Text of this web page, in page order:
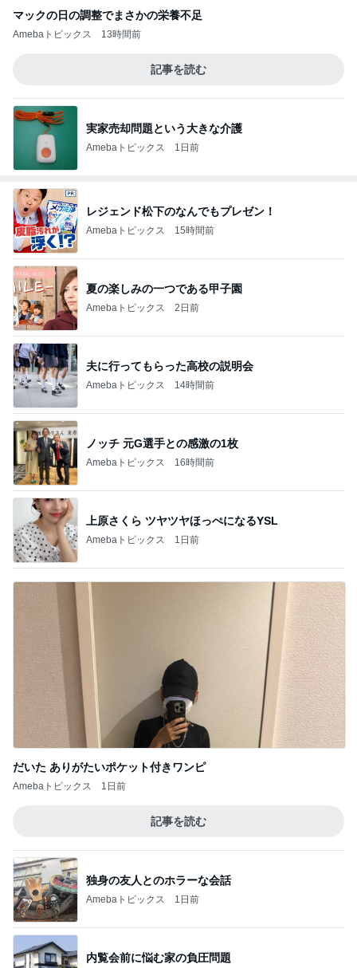
マックの日の調整でまさかの栄養不足
Amebaトピックス 13時間前
記事を読む
実家売却問題という大きな介護
Amebaトピックス 1日前
レジェンド松下のなんでもプレゼン！
Amebaトピックス 15時間前
夏の楽しみの一つである甲子園
Amebaトピックス 2日前
夫に行ってもらった高校の説明会
Amebaトピックス 14時間前
ノッチ 元G選手との感激の1枚
Amebaトピックス 16時間前
上原さくら ツヤツヤほっぺになるYSL
Amebaトピックス 1日前
だいた ありがたいポケット付きワンピ
Amebaトピックス 1日前
記事を読む
独身の友人とのホラーな会話
Amebaトピックス 1日前
内覧会前に悩む家の負圧問題